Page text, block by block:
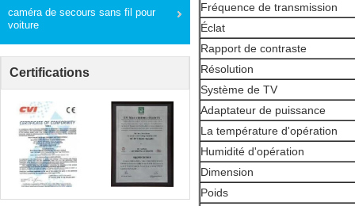
caméra de secours sans fil pour
voiture
Certifications
Fréquence de transmission
Éclat
Rapport de contraste
Résolution
Système de TV
Adaptateur de puissance
La température d'opération
Humidité d'opération
Dimension
Poids